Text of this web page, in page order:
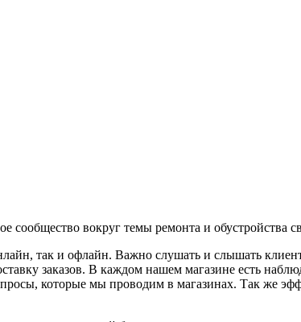
вокруг темы ремонта и обустройства
так и офлайн. Важно слушать и слышать
заказов. В каждом нашем магазине есть
которые мы проводим в магазинах. Так же